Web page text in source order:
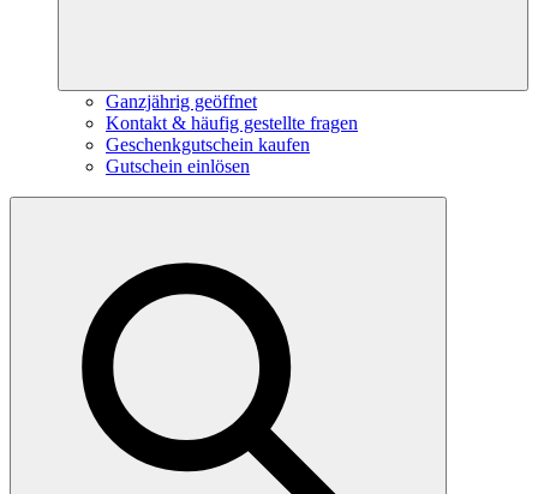
Ganzjährig geöffnet
Kontakt & häufig gestellte fragen
Geschenkgutschein kaufen
Gutschein einlösen